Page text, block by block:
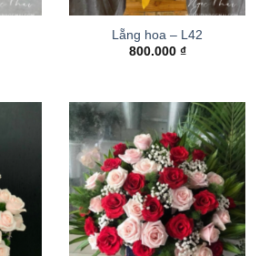
Lẵng hoa – L42
800.000 ₫